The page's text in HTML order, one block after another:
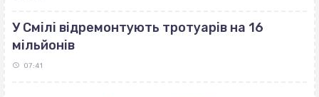
У Смілі відремонтують тротуарів на 16
мільйонів
07:41